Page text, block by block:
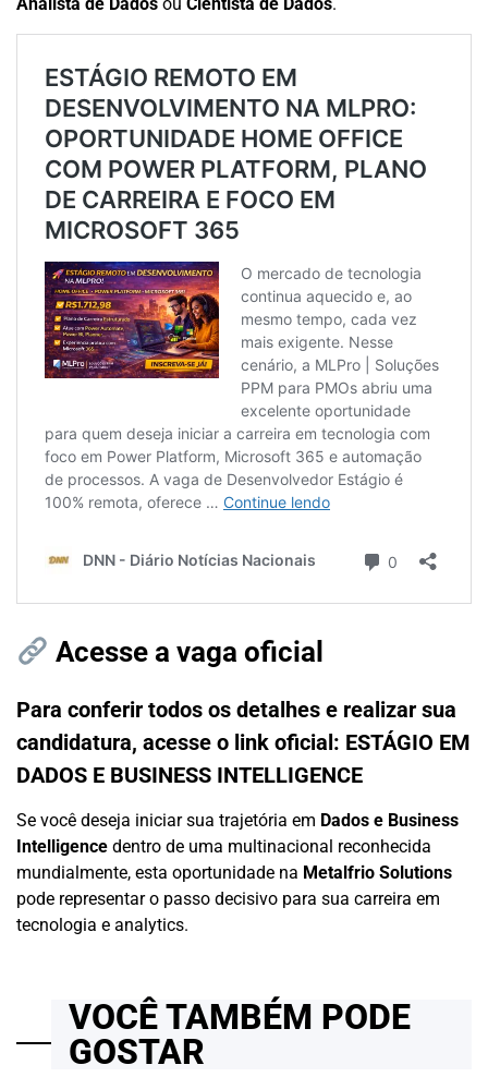
Analista de Dados ou Cientista de Dados.
Acesse a vaga oficial
Para conferir todos os detalhes e realizar sua
candidatura, acesse o link oficial: ESTÁGIO EM
DADOS E BUSINESS INTELLIGENCE
Se você deseja iniciar sua trajetória em Dados e Business
Intelligence dentro de uma multinacional reconhecida
mundialmente, esta oportunidade na Metalfrio Solutions
pode representar o passo decisivo para sua carreira em
tecnologia e analytics.
VOCÊ TAMBÉM PODE
GOSTAR